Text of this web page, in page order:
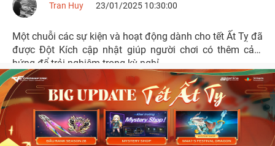
Tran Huy 23/01/2025 10:30:00
Một chuỗi các sự kiện và hoạt động dành cho tết Ất Tỵ đã
được Đột Kích cập nhật giúp người chơi có thêm cảm
hứng để trải nghiệm trong kỳ nghỉ.